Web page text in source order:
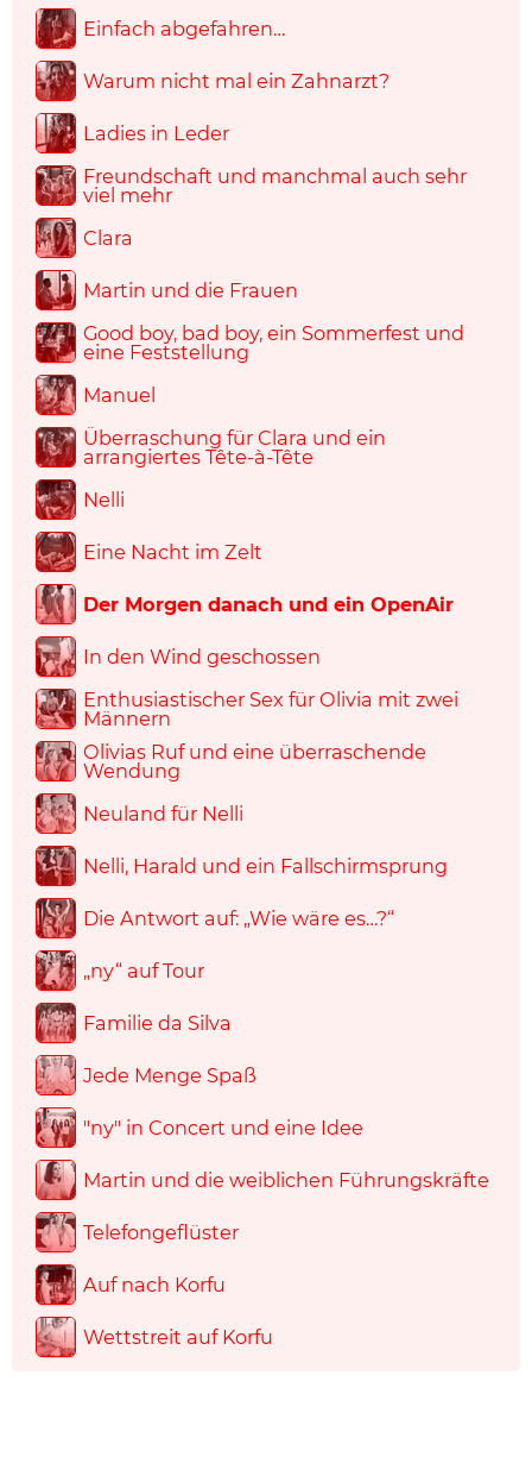
Einfach abgefahren…
Warum nicht mal ein Zahnarzt?
Ladies in Leder
Freundschaft und manchmal auch sehr
viel mehr
Clara
Martin und die Frauen
Good boy, bad boy, ein Sommerfest und
eine Feststellung
Manuel
Überraschung für Clara und ein
arrangiertes Tête-à-Tête
Nelli
Eine Nacht im Zelt
Der Morgen danach und ein OpenAir
In den Wind geschossen
Enthusiastischer Sex für Olivia mit zwei
Männern
Olivias Ruf und eine überraschende
Wendung
Neuland für Nelli
Nelli, Harald und ein Fallschirmsprung
Die Antwort auf: „Wie wäre es…?“
„ny“ auf Tour
Familie da Silva
Jede Menge Spaß
"ny" in Concert und eine Idee
Martin und die weiblichen Führungskräfte
Telefongeflüster
Auf nach Korfu
Wettstreit auf Korfu